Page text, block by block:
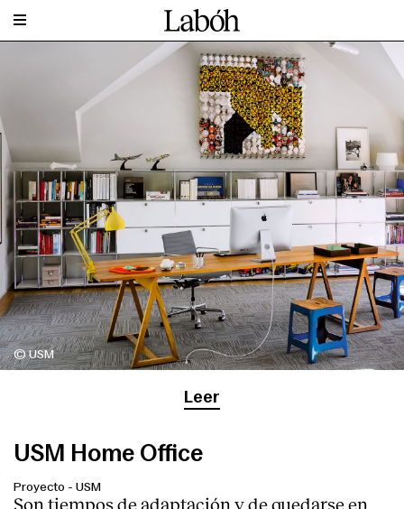
© USM
Leer
USM Home Office
Proyecto - USM
Son tiempos de adaptación y de quedarse en